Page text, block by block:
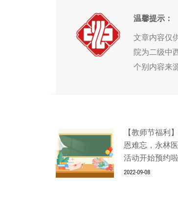
温馨提示：
文章内容仅
院为二级中
个别内容来
【教师节福利
恩难忘，永林
活动开始预约
2022-09-08